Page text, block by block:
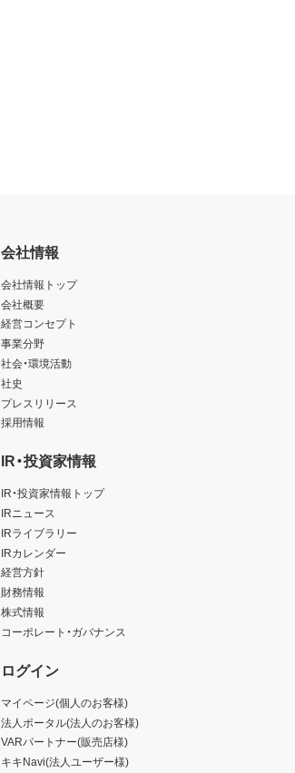
会社情報
会社情報トップ
会社概要
経営コンセプト
事業分野
社会・環境活動
社史
プレスリリース
採用情報
IR・投資家情報
IR・投資家情報トップ
IRニュース
IRライブラリー
IRカレンダー
経営方針
財務情報
株式情報
コーポレート・ガバナンス
ログイン
マイページ(個人のお客様)
法人ポータル(法人のお客様)
VARパートナー(販売店様)
キキNavi(法人ユーザー様)